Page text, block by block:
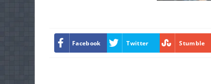
Facebook Twitter Stumble